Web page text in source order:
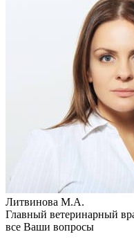
Литвинова М.А.
Главный ветеринарный
все Ваши вопросы